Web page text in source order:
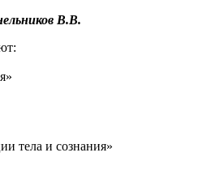
В.В.
тела и сознания»